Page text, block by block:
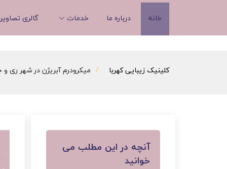
خانه درباره ما خدمات گالری تصاویر
کلینیک زیبایی کهربا میکرودرم آبریژن در شهر ری و
آنچه در این مطلب می
خوانید